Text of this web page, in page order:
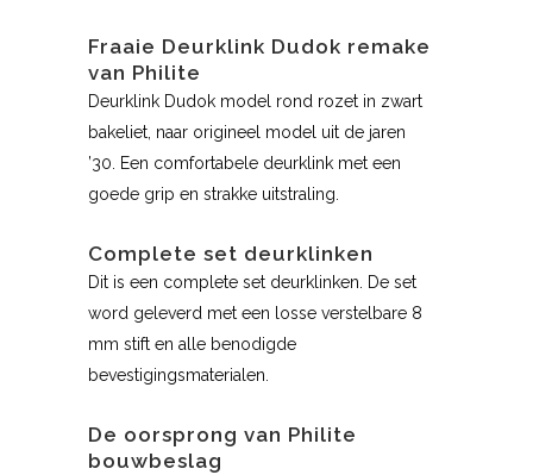
Fraaie Deurklink Dudok remake
van Philite
Deurklink Dudok model rond rozet in zwart
bakeliet, naar origineel model uit de jaren
’30. Een comfortabele deurklink met een
goede grip en strakke uitstraling.
Complete set deurklinken
Dit is een complete set deurklinken. De set
word geleverd met een losse verstelbare 8
mm stift en alle benodigde
bevestigingsmaterialen.
De oorsprong van Philite
bouwbeslag